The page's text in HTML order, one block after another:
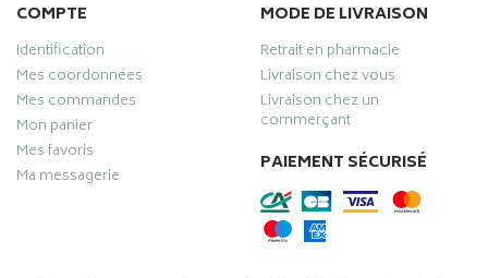
COMPTE
Identification
Mes coordonnées
Mes commandes
Mon panier
Mes favoris
Ma messagerie
MODE DE LIVRAISON
Retrait en pharmacie
Livraison chez vous
Livraison chez un
commerçant
PAIEMENT SÉCURISÉ